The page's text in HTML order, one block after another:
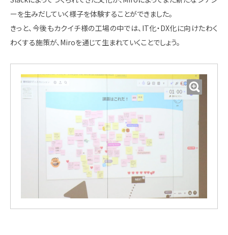
ーを生みだしていく様子を体験することができました。
きっと、今後もカクイチ様の工場の中では、IT化・DX化に向けたわく
わくする施策が、Miroを通じて生まれていくことでしょう。